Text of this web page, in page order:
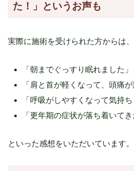
た！」というお声も
実際に施術を受けられた方からは、
「朝までぐっすり眠れました」
「肩と首が軽くなって、頭痛が
「呼吸がしやすくなって気持ち
「更年期の症状が落ち着いてき
といった感想をいただいています。